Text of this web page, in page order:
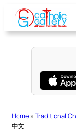
content
Home » Traditional
中文